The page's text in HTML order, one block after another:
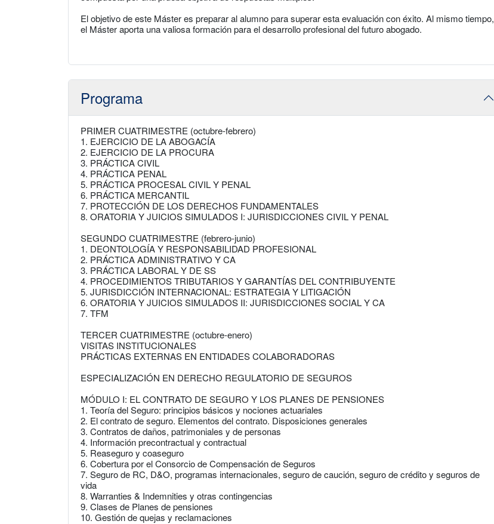
El objetivo de este Máster es preparar al alumno para superar esta evaluación con éxito. Al mismo tiempo,
el Máster aporta una valiosa formación para el desarrollo profesional del futuro abogado.
Programa
PRIMER CUATRIMESTRE (octubre-febrero)
1. EJERCICIO DE LA ABOGACÍA
2. EJERCICIO DE LA PROCURA
3. PRÁCTICA CIVIL
4. PRÁCTICA PENAL
5. PRÁCTICA PROCESAL CIVIL Y PENAL
6. PRÁCTICA MERCANTIL
7. PROTECCIÓN DE LOS DERECHOS FUNDAMENTALES
8. ORATORIA Y JUICIOS SIMULADOS I: JURISDICCIONES CIVIL Y PENAL
SEGUNDO CUATRIMESTRE (febrero-junio)
1. DEONTOLOGÍA Y RESPONSABILIDAD PROFESIONAL
2. PRÁCTICA ADMINISTRATIVO Y CA
3. PRÁCTICA LABORAL Y DE SS
4. PROCEDIMIENTOS TRIBUTARIOS Y GARANTÍAS DEL CONTRIBUYENTE
5. JURISDICCIÓN INTERNACIONAL: ESTRATEGIA Y LITIGACIÓN
6. ORATORIA Y JUICIOS SIMULADOS II: JURISDICCIONES SOCIAL Y CA
7. TFM
TERCER CUATRIMESTRE (octubre-enero)
VISITAS INSTITUCIONALES
PRÁCTICAS EXTERNAS EN ENTIDADES COLABORADORAS
ESPECIALIZACIÓN EN DERECHO REGULATORIO DE SEGUROS
MÓDULO I: EL CONTRATO DE SEGURO Y LOS PLANES DE PENSIONES
1. Teoría del Seguro: principios básicos y nociones actuariales
2. El contrato de seguro. Elementos del contrato. Disposiciones generales
3. Contratos de daños, patrimoniales y de personas
4. Información precontractual y contractual
5. Reaseguro y coaseguro
6. Cobertura por el Consorcio de Compensación de Seguros
7. Seguro de RC, D&O, programas internacionales, seguro de caución, seguro de crédito y seguros de
vida
8. Warranties & Indemnities y otras contingencias
9. Clases de Planes de pensiones
10. Gestión de quejas y reclamaciones